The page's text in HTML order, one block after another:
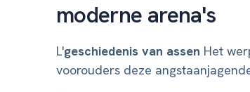
moderne arena's
L'geschiedenis van assen Het
voorouders deze